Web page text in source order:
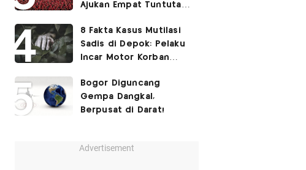
Ajukan Empat Tuntutan
8 Fakta Kasus Mutilasi
Sadis di Depok: Pelaku
Incar Motor Korban
Bogor Diguncang
Gempa Dangkal,
Berpusat di Darat!
Advertisement